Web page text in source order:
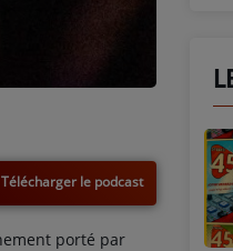
le podcast
porté par